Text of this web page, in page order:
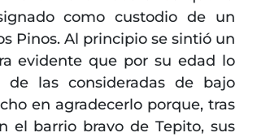
como custodio de un
Pinos. Al principio se sintió un
evidente que por su edad lo
las consideradas de bajo
en agradecerlo porque, tras
el barrio bravo de Tepito, sus